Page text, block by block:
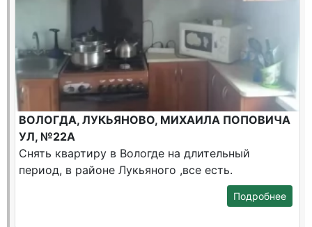
ВОЛОГДА, ЛУКЬЯНОВО, МИХАИЛА ПОПОВИЧА
УЛ, №22А
Снять квартиру в Вологде на длительный
период, в районе Лукьяного ,все есть.
Подробнее